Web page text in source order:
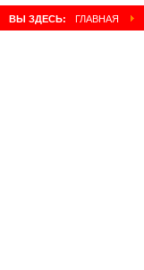
ВЫ ЗДЕСЬ: ГЛАВНАЯ